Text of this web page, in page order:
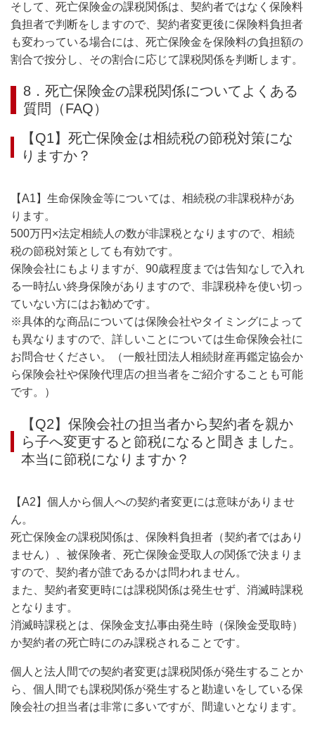
そして、死亡保険金の課税関係は、契約者ではなく保険料
負担者で判断をしますので、契約者変更後に保険料負担者
も変わっている場合には、死亡保険金を保険料の負担額の
割合で按分し、その割合に応じて課税関係を判断します。
8．死亡保険金の課税関係についてよくある
質問（FAQ）
【Q1】死亡保険金は相続税の節税対策にな
りますか？
【A1】生命保険金等については、相続税の非課税枠があ
ります。
500万円×法定相続人の数が非課税となりますので、相続
税の節税対策としても有効です。
保険会社にもよりますが、90歳程度までは告知なしで入れ
る一時払い終身保険がありますので、非課税枠を使い切っ
ていない方にはお勧めです。
※具体的な商品については保険会社やタイミングによって
も異なりますので、詳しいことについては生命保険会社に
お問合せください。（一般社団法人相続財産再鑑定協会か
ら保険会社や保険代理店の担当者をご紹介することも可能
です。）
【Q2】保険会社の担当者から契約者を親か
ら子へ変更すると節税になると聞きました。
本当に節税になりますか？
【A2】個人から個人への契約者変更には意味がありませ
ん。
死亡保険金の課税関係は、保険料負担者（契約者ではあり
ません）、被保険者、死亡保険金受取人の関係で決まりま
すので、契約者が誰であるかは問われません。
また、契約者変更時には課税関係は発生せず、消滅時課税
となります。
消滅時課税とは、保険金支払事由発生時（保険金受取時）
か契約者の死亡時にのみ課税されることです。
個人と法人間での契約者変更は課税関係が発生することか
ら、個人間でも課税関係が発生すると勘違いをしている保
険会社の担当者は非常に多いですが、間違いとなります。